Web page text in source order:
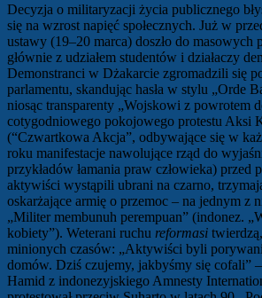
Decyzja o militaryzacji życia publicznego
się na wzrost napięć społecznych. Już w
ustawy (19–20 marca) doszło do masowych
głównie z udziałem studentów i działaczy
Demonstranci w Dżakarcie zgromadzili się
parlamentu, skandując hasła w stylu „Orde
niosąc transparenty „Wojskowi z powrotem
cotygodniowego pokojowego protestu Aksi
(“Czwartkowa Akcja”, odbywające się w
roku manifestacje nawolujące rząd do
przykładów łamania praw człowieka) przed
aktywiści wystąpili ubrani na czarno,
oskarżające armię o przemoc – na jednym z
„Militer membunuh perempuan” (indonez.
kobiety”). Weterani ruchu reformasi
minionych czasów: „Aktywiści byli
domów. Dziś czujemy, jakbyśmy się cofali”
Hamid z indonezyjskiego Amnesty